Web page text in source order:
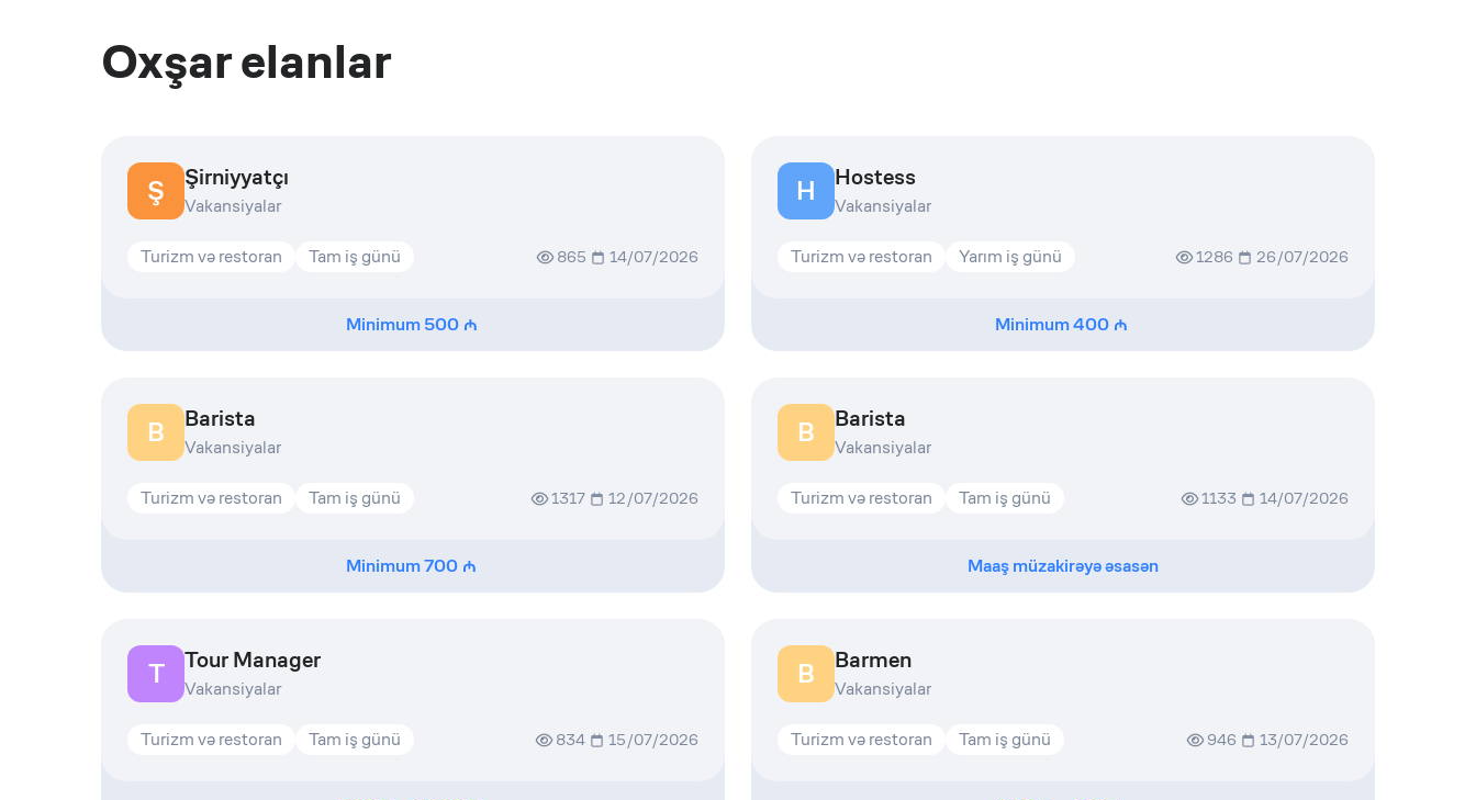
Oxşar elanlar
Ş Şirniyyatçı
Vakansiyalar
Turizm və restoran Tam iş günü 865 14/07/2026
Minimum500
H Hostess
Vakansiyalar
Turizm və restoran Yarım iş günü 1286 26/07/2026
Minimum400
B Barista
Vakansiyalar
Turizm və restoran Tam iş günü 1317 12/07/2026
Minimum700
B Barista
Vakansiyalar
Turizm və restoran Tam iş günü 1133 14/07/2026
Maaş müzakirəyə əsasən
T Tour Manager
Vakansiyalar
Turizm və restoran Tam iş günü 834 15/07/2026
B Barmen
Vakansiyalar
Turizm və restoran Tam iş günü 946 13/07/2026